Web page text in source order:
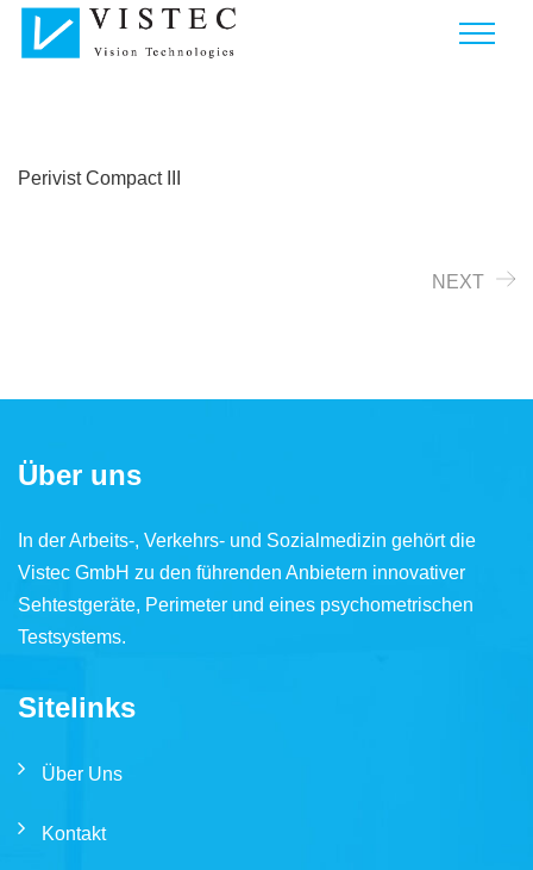
Perivist Compact III
NEXT
Über uns
In der Arbeits-, Verkehrs- und Sozialmedizin gehört die
Vistec GmbH zu den führenden Anbietern innovativer
Sehtestgeräte, Perimeter und eines psychometrischen
Testsystems.
Sitelinks
Über Uns
Kontakt